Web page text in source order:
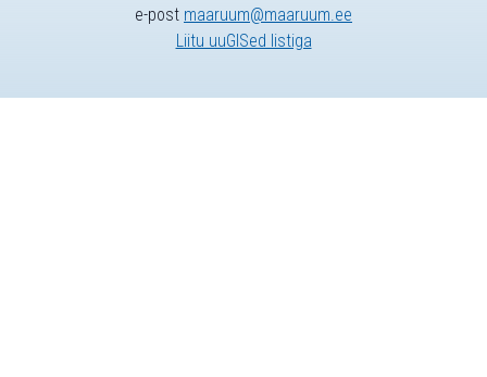
e-post maaruum@maaruum.ee
Liitu uuGISed listiga